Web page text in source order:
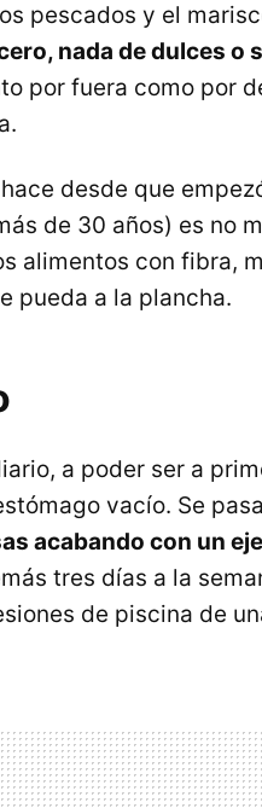
pescados y el
nada de dulces o
por fuera como por
desde que
de 30 años) es no
alimentos con fibra,
pueda a la plancha.
a poder ser a
vacío. Se
acabando con un
tres días a la
de piscina de